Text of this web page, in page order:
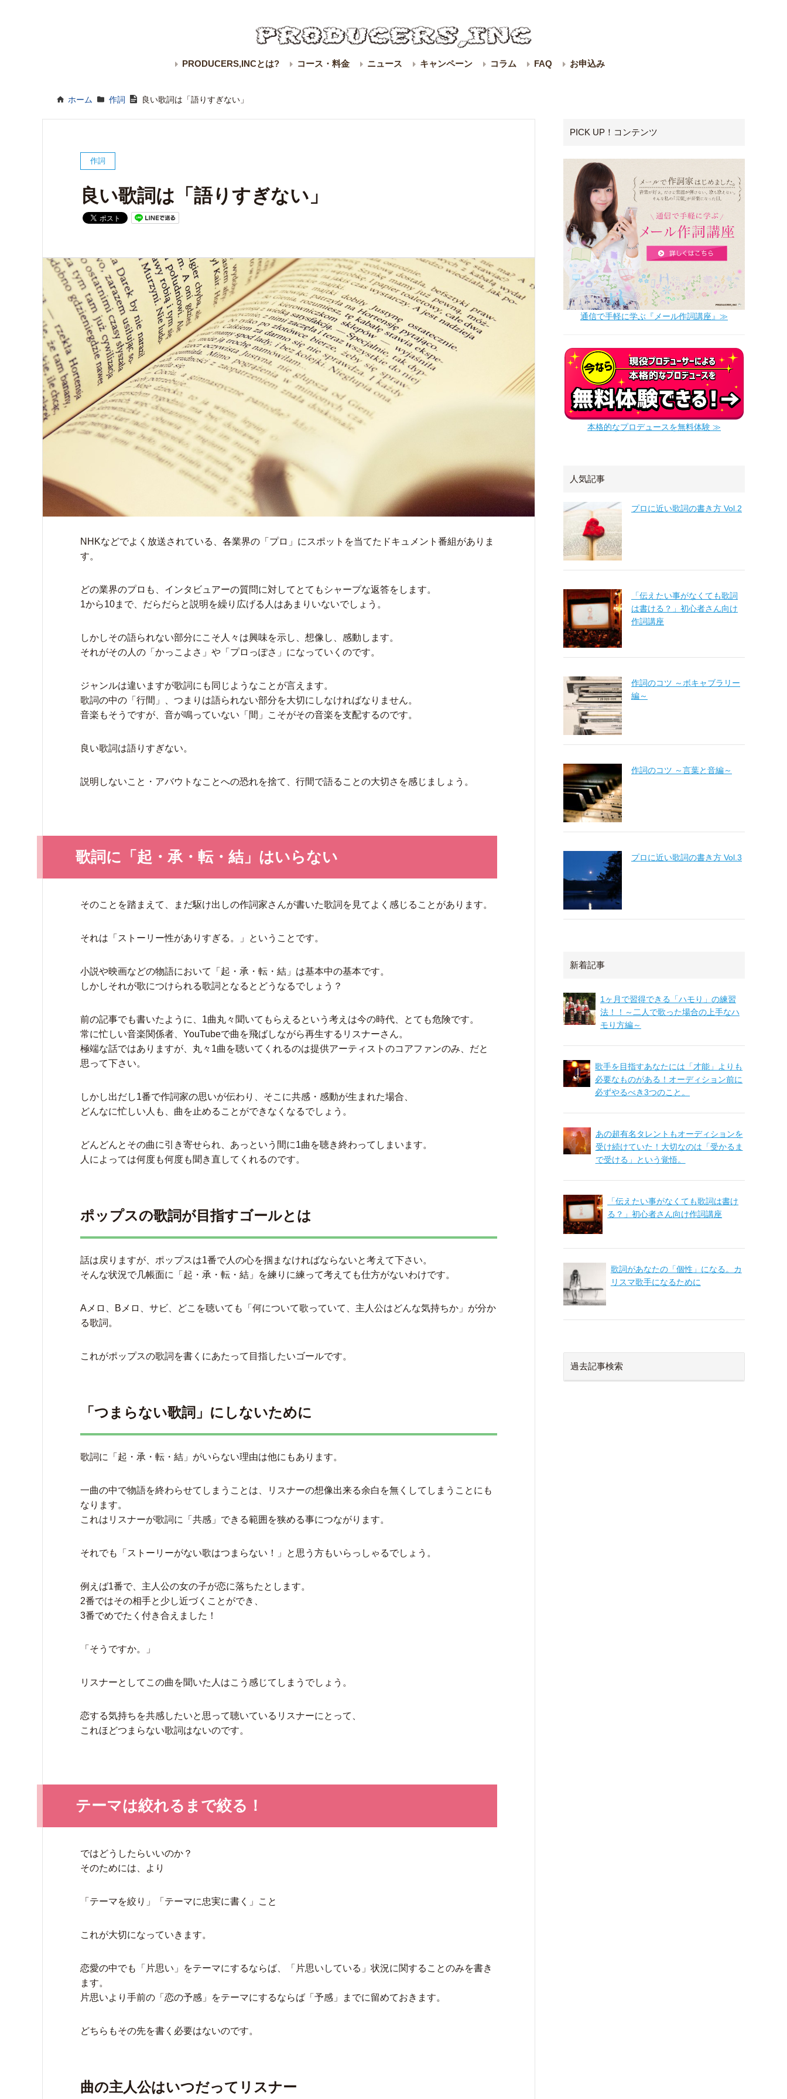
PRODUCERS,INCとは? コース・料金 ニュース キャンペーン コラム FAQ お申込み
ホーム » 作詞 » 良い歌詞は「語りすぎない」
作詞
良い歌詞は「語りすぎない」
NHKなどでよく放送されている、各業界の「プロ」にスポットを当てたドキュメント番組がありま
す。
どの業界のプロも、インタビュアーの質問に対してとてもシャープな返答をします。
1から10まで、だらだらと説明を繰り広げる人はあまりいないでしょう。
しかしその語られない部分にこそ人々は興味を示し、想像し、感動します。
それがその人の「かっこよさ」や「プロっぽさ」になっていくのです。
ジャンルは違いますが歌詞にも同じようなことが言えます。
歌詞の中の「行間」、つまりは語られない部分を大切にしなければなりません。
音楽もそうですが、音が鳴っていない「間」こそがその音楽を支配するのです。
良い歌詞は語りすぎない。
説明しないこと・アバウトなことへの恐れを捨て、行間で語ることの大切さを感じましょう。
歌詞に「起・承・転・結」はいらない
そのことを踏まえて、まだ駆け出しの作詞家さんが書いた歌詞を見てよく感じることがあります。
それは「ストーリー性がありすぎる。」ということです。
小説や映画などの物語において「起・承・転・結」は基本中の基本です。
しかしそれが歌につけられる歌詞となるとどうなるでしょう？
前の記事でも書いたように、1曲丸々聞いてもらえるという考えは今の時代、とても危険です。
常に忙しい音楽関係者、YouTubeで曲を飛ばしながら再生するリスナーさん。
極端な話ではありますが、丸々1曲を聴いてくれるのは提供アーティストのコアファンのみ、だと
思って下さい。
しかし出だし1番で作詞家の思いが伝わり、そこに共感・感動が生まれた場合、
どんなに忙しい人も、曲を止めることができなくなるでしょう。
どんどんとその曲に引き寄せられ、あっという間に1曲を聴き終わってしまいます。
人によっては何度も何度も聞き直してくれるのです。
ポップスの歌詞が目指すゴールとは
話は戻りますが、ポップスは1番で人の心を掴まなければならないと考えて下さい。
そんな状況で几帳面に「起・承・転・結」を練りに練って考えても仕方がないわけです。
Aメロ、Bメロ、サビ、どこを聴いても「何について歌っていて、主人公はどんな気持ちか」が分か
る歌詞。
これがポップスの歌詞を書くにあたって目指したいゴールです。
「つまらない歌詞」にしないために
歌詞に「起・承・転・結」がいらない理由は他にもあります。
一曲の中で物語を終わらせてしまうことは、リスナーの想像出来る余白を無くしてしまうことにも
なります。
これはリスナーが歌詞に「共感」できる範囲を狭める事につながります。
それでも「ストーリーがない歌はつまらない！」と思う方もいらっしゃるでしょう。
例えば1番で、主人公の女の子が恋に落ちたとします。
2番ではその相手と少し近づくことができ、
3番でめでたく付き合えました！
「そうですか。」
リスナーとしてこの曲を聞いた人はこう感じてしまうでしょう。
恋する気持ちを共感したいと思って聴いているリスナーにとって、
これほどつまらない歌詞はないのです。
テーマは絞れるまで絞る！
ではどうしたらいいのか？
そのためには、より
「テーマを絞り」「テーマに忠実に書く」こと
これが大切になっていきます。
恋愛の中でも「片思い」をテーマにするならば、「片思いしている」状況に関することのみを書き
ます。
片思いより手前の「恋の予感」をテーマにするならば「予感」までに留めておきます。
どちらもその先を書く必要はないのです。
曲の主人公はいつだってリスナー
PICK UP！コンテンツ
通信で手軽に学ぶ『メール作詞講座』≫
本格的なプロデュースを無料体験 ≫
人気記事
プロに近い歌詞の書き方 Vol.2
「伝えたい事がなくても歌詞
は書ける？」初心者さん向け
作詞講座
作詞のコツ ～ボキャブラリー
編～
作詞のコツ ～言葉と音編～
プロに近い歌詞の書き方 Vol.3
新着記事
1ヶ月で習得できる「ハモり」の練習
法！！～二人で歌った場合の上手なハ
モり方編～
歌手を目指すあなたには「才能」よりも
必要なものがある！オーディション前に
必ずやるべき3つのこと。
あの超有名タレントもオーディションを
受け続けていた！大切なのは「受かるま
で受ける」という覚悟。
「伝えたい事がなくても歌詞は書け
る？」初心者さん向け作詞講座
歌詞があなたの「個性」になる。カ
リスマ歌手になるために
過去記事検索